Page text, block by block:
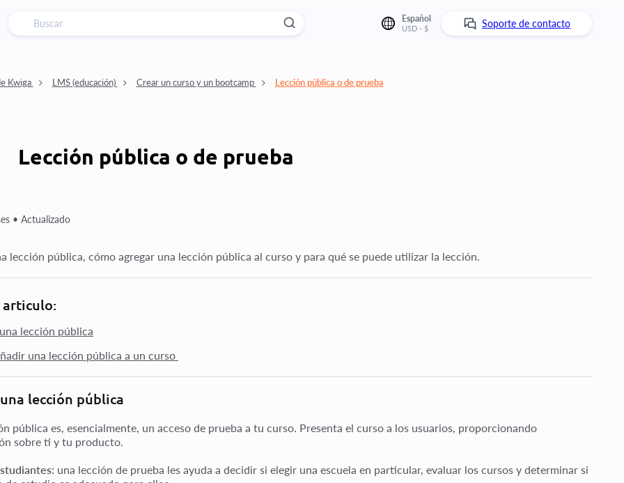
Español
USD - $ Soporte de contacto
Kwiga LMS (educación) Crear un curso y un bootcamp Lección pública o de prueba
Lección pública o de prueba
• Actualizado
lección pública, cómo agregar una lección pública al curso y para qué se puede utilizar la lección.
articulo:
lección pública
una lección pública a un curso
lección pública
pública es, esencialmente, un acceso de prueba a tu curso. Presenta el curso a los usuarios, proporcionando
sobre ti y tu producto.
una lección de prueba les ayuda a decidir si elegir una escuela en particular, evaluar los cursos y determinar si